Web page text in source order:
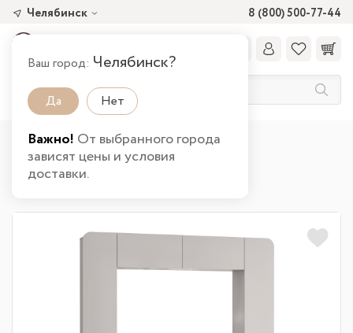
8 (800) 500-77-44
Челябинск
Ваш город: Челябинск?
Да Нет
Важно! От выбранного города
зависят цены и условия
доставки.
Главная Каталог товаров
Гостиная
Стенки в гостиную от производителя
Стенка Лаванда 2 в Челябинске